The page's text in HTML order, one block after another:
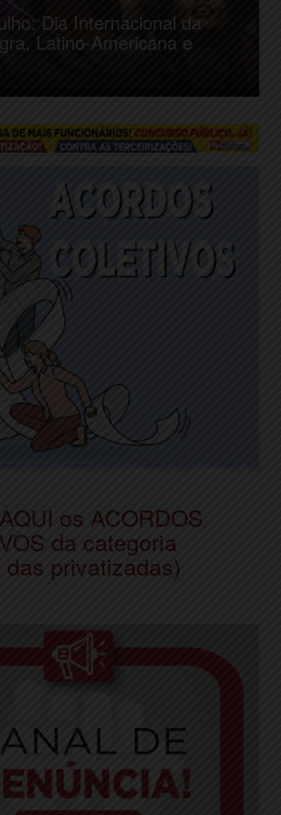
Dia Internacional da
Latino-Americana e
os ACORDOS
da categoria
das privatizadas)